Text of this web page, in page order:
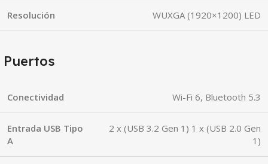
Resolución WUXGA (1920×1200) LED
Puertos
Conectividad Wi-Fi 6, Bluetooth 5.3
Entrada USB Tipo
A
2 x (USB 3.2 Gen 1) 1 x (USB 2.0 Gen
1)